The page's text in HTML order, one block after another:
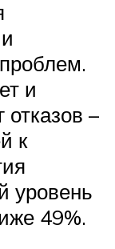
и
отказов –
к
уровень
49%.